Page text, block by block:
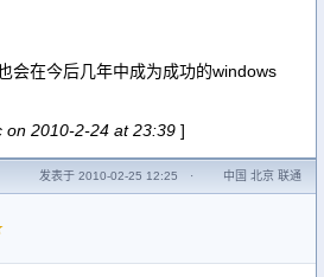
会在今后几年中成为成功的windows
on 2010-2-24 at 23:39 ]
发表于 2010-02-25 12:25 · 中国 北京 联通